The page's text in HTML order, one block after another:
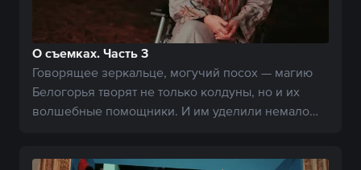
О съемках. Часть 3
Говорящее зеркальце, могучий посох — магию
Белогорья творят не только колдуны, но и их
волшебные помощники. И им уделили немало